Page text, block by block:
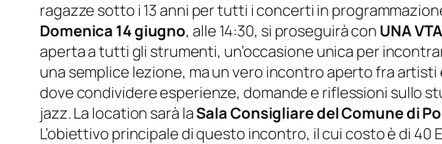
ragazze sotto i 13 anni per tutti i concerti in
Domenica 14 giugno, alle 14:30, si proseguirà con UNA
aperta a tutti gli strumenti, un’occasione unica per
una semplice lezione, ma un vero incontro aperto fra
dove condividere esperienze, domande e riflessioni sullo
jazz. La location sarà laSala Consigliare del Comune di
L’obiettivo principale di questo incontro, il cui costo è di 40